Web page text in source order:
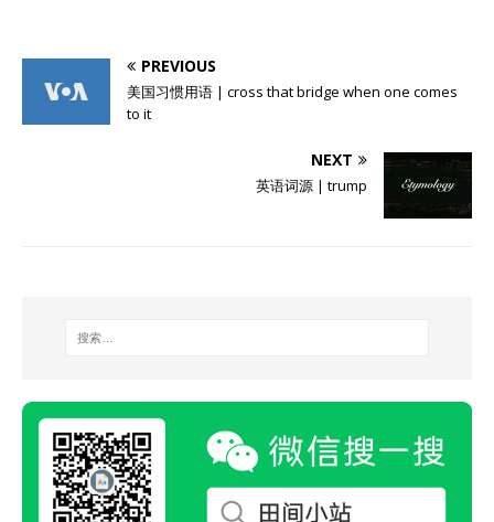
PREVIOUS
美国习惯用语 | cross that bridge when one comes
to it
NEXT
英语词源 | trump